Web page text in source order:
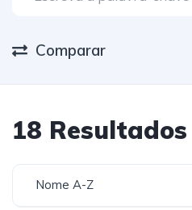
Comparar
18 Resultados
Nome A-Z